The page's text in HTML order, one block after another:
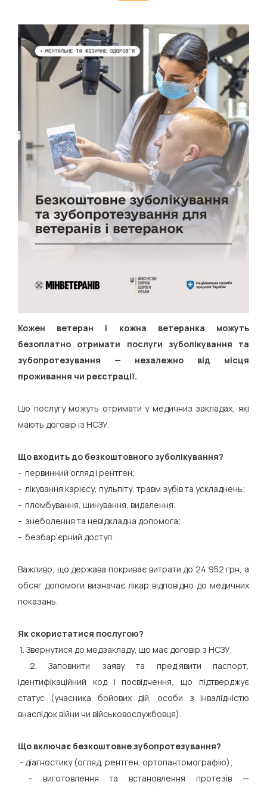
Кожен ветеран і кожна ветеранка можуть
безоплатно отримати послуги зуболікування та
зубопротезування — незалежно від місця
проживання чи реєстрації.
Цю послугу можуть отримати у медичниз закладах, які
мають договір із НСЗУ.
Що входить до безкоштовного зуболікування?
- первинний огляд і рентген;
- лікування карієсу, пульпіту, травм зубів та ускладнень;
- пломбування, шинування, видалення;
- знеболення та невідкладна допомога;
- безбар’єрний доступ.
Важливо, що держава покриває витрати до 24 952 грн, а
обсяг допомоги визначає лікар відповідно до медичних
показань.
Як скористатися послугою?
1. Звернутися до медзакладу, що має договір з НСЗУ.
2. Заповнити заяву та пред’явити паспорт,
ідентифікаційний код і посвідчення, що підтверджує
статус (учасника бойових дій, особи з інвалідністю
внаслідок війни чи військовослужбовця).
Що включає безкоштовне зубопротезування?
- діагностику (огляд, рентген, ортопантомографію);
- виготовлення та встановлення протезів —